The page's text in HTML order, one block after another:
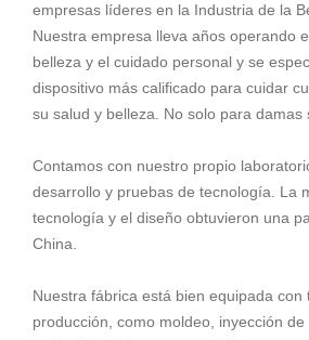
empresas líderes en la Industria de la
Nuestra empresa lleva años operando
belleza y el cuidado personal y se
dispositivo más calificado para cuidar
su salud y belleza. No solo para damas
Contamos con nuestro propio
desarrollo y pruebas de tecnología. La
tecnología y el diseño obtuvieron una
China.
Nuestra fábrica está bien equipada con
producción, como moldeo, inyección de